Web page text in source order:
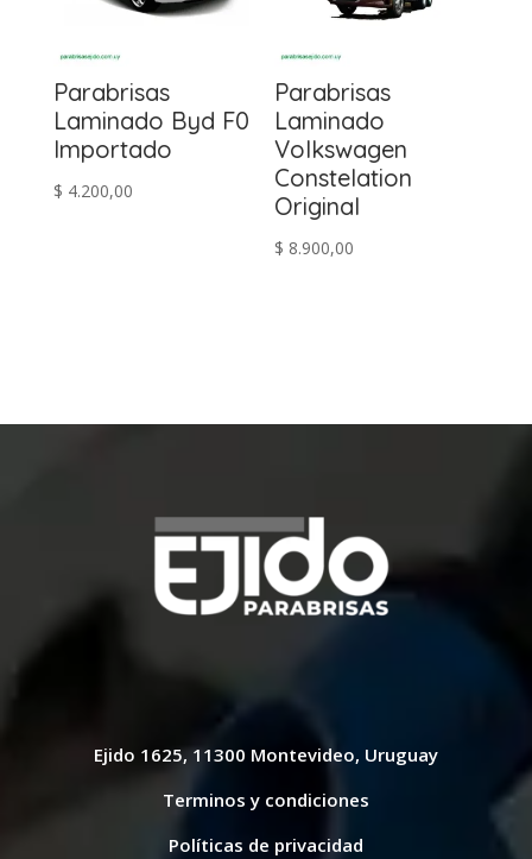
Parabrisas
Laminado Byd F0
Importado
$ 4.200,00
Parabrisas
Laminado
Volkswagen
Constelation
Original
$ 8.900,00
Ejido 1625, 11300 Montevideo, Uruguay
Terminos y condiciones
Políticas de privacidad